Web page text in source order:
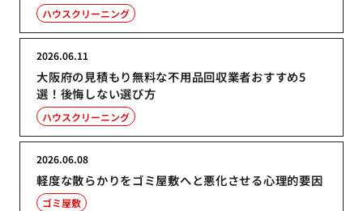
ハウスクリーニング
大阪府の見積もり無料な不用品回収業者おすすめ5
選！後悔しない選び方
2026.06.11
ハウスクリーニング
軽度な散らかりをゴミ屋敷へと悪化させる心理的要因
2026.06.08
ゴミ屋敷